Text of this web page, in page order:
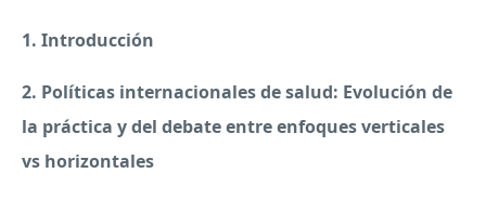
1. Introducción
2. Políticas internacionales de salud: Evolución de
la práctica y del debate entre enfoques verticales
vs horizontales